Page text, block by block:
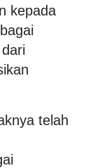
kepada
telah